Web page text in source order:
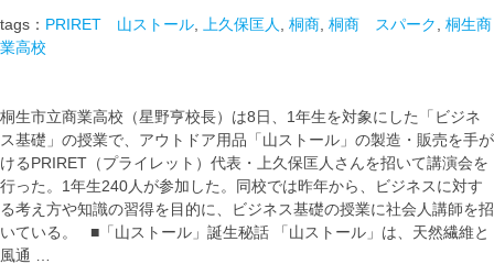
tags： PRIRET 山ストール 上久保匡人 桐商 桐商 スパーク
桐生商
業高校
桐生市立商業高校（星野亨校長）は8日、1年生を対象にした「ビジネ
ス基礎」の授業で、アウトドア用品「山ストール」の製造・販売を手が
けるPRIRET（プライレット）代表・上久保匡人さんを招いて講演会を
行った。1年生240人が参加した。同校では昨年から、ビジネスに対す
る考え方や知識の習得を目的に、ビジネス基礎の授業に社会人講師を招
いている。 ■「山ストール」誕生秘話 「山ストール」は、天然繊維と
風通 …